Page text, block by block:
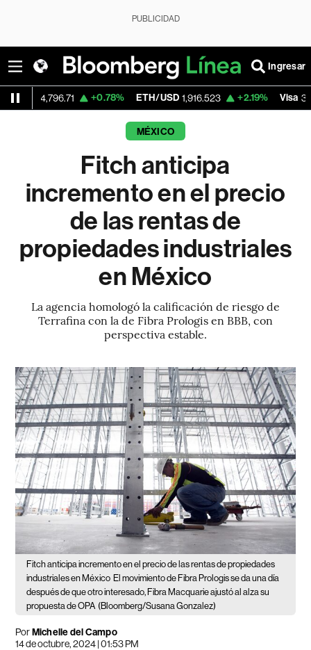
PUBLICIDAD
Ingresar
+0.78% ETH/USD 1,916.523 +2.19% Visa 368.54 -
MÉXICO
Fitch anticipa
incremento en el precio
de las rentas de
propiedades industriales
en México
La agencia homologó la calificación de riesgo de
Terrafina con la de Fibra Prologis en BBB, con
perspectiva estable.
Fitch anticipa incremento en el precio de las rentas de propiedades
industriales en México El movimiento de Fibra Prologis se da una día
después de que otro interesado, Fibra Macquarie ajustó al alza su
propuesta de OPA (Bloomberg/Susana Gonzalez)
PorMichelle del Campo
14 de octubre, 2024 | 01:53 PM